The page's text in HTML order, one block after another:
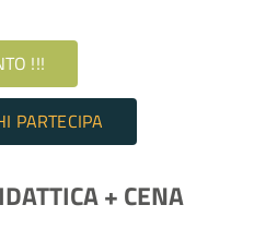
!!!
PARTECIPA
+ CENA